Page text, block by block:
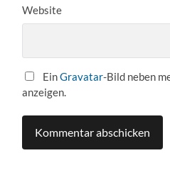
Website
EinGravatar-Bild neben
anzeigen.